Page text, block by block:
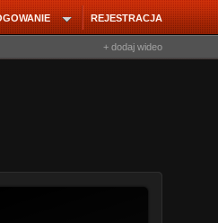
REJESTRACJA
+ dodaj wideo